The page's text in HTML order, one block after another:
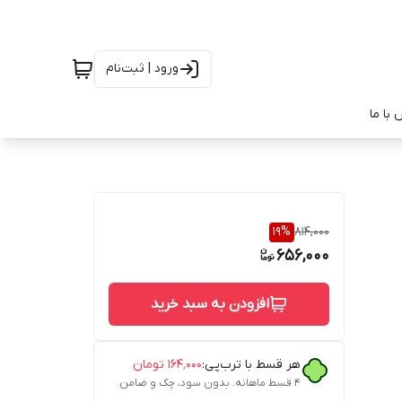
ورود | ثبت‌نام
با ما
814,000
19%
656,000
افزودن به سبد خرید
هر قسط با ترب‌پی:۱۶۴٬۰۰۰ تومان
۴ قسط ماهانه. بدون سود، چک و ضامن.